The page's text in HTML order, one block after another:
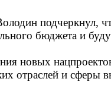
подчеркнул,
бюджета и
новых
отраслей и